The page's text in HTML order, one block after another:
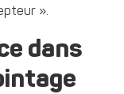
».
dans